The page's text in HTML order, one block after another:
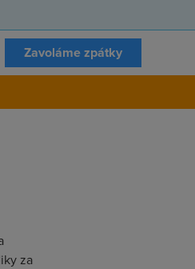
Zavoláme zpátky
za